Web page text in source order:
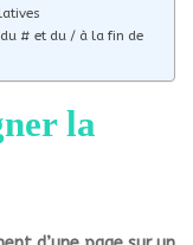
# et du / à la fin de
la